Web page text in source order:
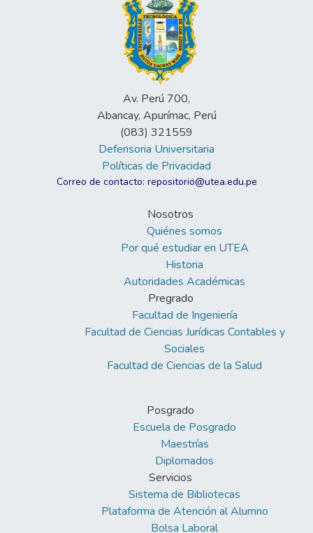
Av. Perú 700,
Abancay, Apurímac, Perú
(083) 321559
Defensoria Universitaria
Políticas de Privacidad
Correo de contacto: repositorio@utea.edu.pe
Nosotros
Quiénes somos
Por qué estudiar en UTEA
Historia
Autoridades Académicas
Pregrado
Facultad de Ingeniería
Facultad de Ciencias Jurídicas Contables y
Sociales
Facultad de Ciencias de la Salud
Posgrado
Escuela de Posgrado
Maestrías
Diplomados
Servicios
Sistema de Bibliotecas
Plataforma de Atención al Alumno
Bolsa Laboral